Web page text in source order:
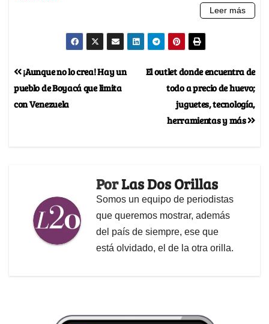
El outlet donde encuentra de
todo a precio de huevo;
juguetes, tecnología,
herramientas y más
¡Aunque no lo crea! Hay un
pueblo de Boyacá que limita
con Venezuela
PorLas Dos Orillas
Somos un equipo de periodistas
que queremos mostrar, además
del país de siempre, ese que
está olvidado, el de la otra orilla.